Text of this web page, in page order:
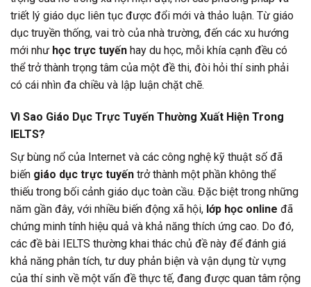
triết lý giáo dục liên tục được đổi mới và thảo luận. Từ giáo
dục truyền thống, vai trò của nhà trường, đến các xu hướng
mới như học trực tuyến hay du học, mỗi khía cạnh đều có
thể trở thành trọng tâm của một đề thi, đòi hỏi thí sinh phải
có cái nhìn đa chiều và lập luận chặt chẽ.
Vì Sao Giáo Dục Trực Tuyến Thường Xuất Hiện Trong
IELTS?
Sự bùng nổ của Internet và các công nghệ kỹ thuật số đã
biến giáo dục trực tuyến trở thành một phần không thể
thiếu trong bối cảnh giáo dục toàn cầu. Đặc biệt trong những
năm gần đây, với nhiều biến động xã hội, lớp học online đã
chứng minh tính hiệu quả và khả năng thích ứng cao. Do đó,
các đề bài IELTS thường khai thác chủ đề này để đánh giá
khả năng phân tích, tư duy phản biện và vận dụng từ vựng
của thí sinh về một vấn đề thực tế, đang được quan tâm rộng